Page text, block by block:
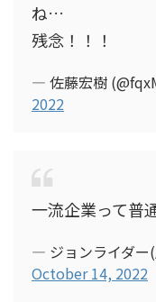
ね…
残念！！！
— 佐藤宏樹
2022
一流企業って普
— ジョンライダー
October 14, 2022